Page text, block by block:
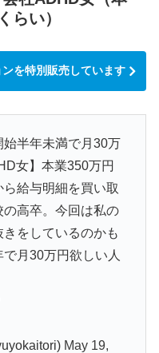
らい）
を特別販売しています
始半年未満で月30万
女】本業350万円
給与明細を買い取
高卒。今回は私の
をしているのかも
月30万円欲しい人
May 19,